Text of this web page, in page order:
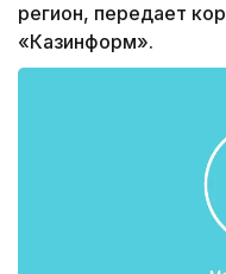
регион, передает
«Казинформ».